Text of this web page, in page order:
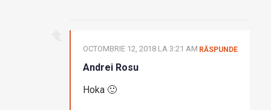
Andrei Rosu
OCTOMBRIE 12, 2018 LA 3:21 AM
Hoka 🙂
RĂSPUNDE